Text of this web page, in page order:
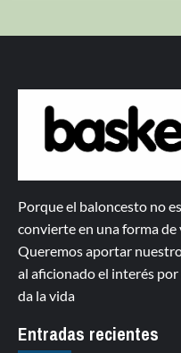
Porque el baloncesto no
convierte en una forma de
Queremos aportar
al aficionado el interés
da la vida
Entradas recientes